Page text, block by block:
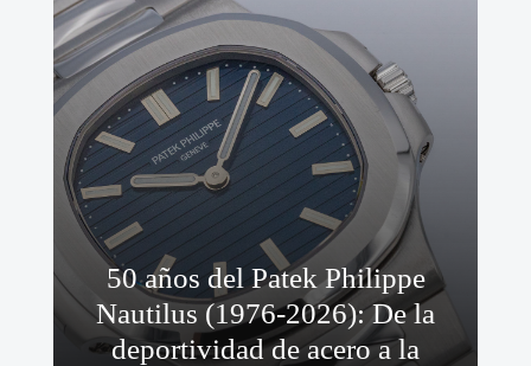
50 años del Patek Philippe
Nautilus (1976-2026): De la
deportividad de acero a la